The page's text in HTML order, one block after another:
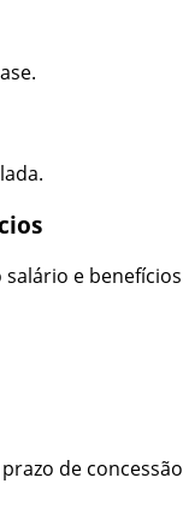
e benefícios
de concessão